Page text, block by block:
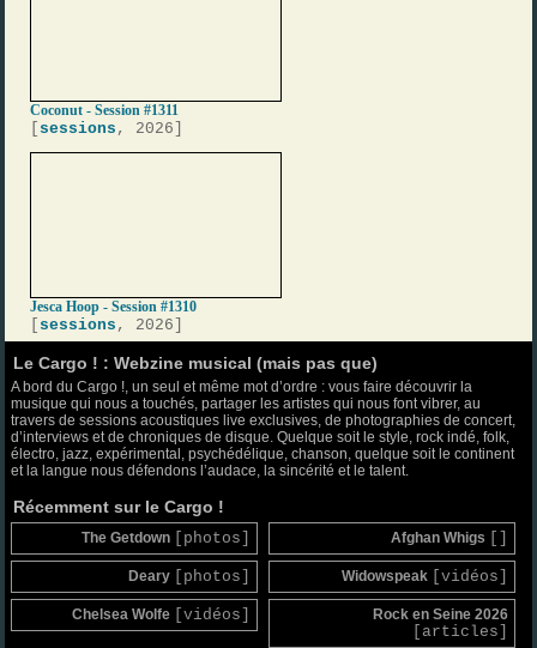
Coconut - Session #1311
sessions , 2026]
Jesca Hoop - Session #1310
sessions , 2026]
Le Cargo ! : Webzine musical (mais pas que)
A bord du Cargo !, un seul et même mot d’ordre : vous faire découvrir la
musique qui nous a touchés, partager les artistes qui nous font vibrer, au
travers de sessions acoustiques live exclusives, de photographies de concert,
d’interviews et de chroniques de disque. Quelque soit le style, rock indé, folk,
électro, jazz, expérimental, psychédélique, chanson, quelque soit le continent
et la langue nous défendons l’audace, la sincérité et le talent.
Récemment sur le Cargo !
The Getdown [photos] Afghan Whigs
Deary [photos] Widowspeak [vidéos]
Chelsea Wolfe [vidéos] Rock en Seine 2026
[articles]